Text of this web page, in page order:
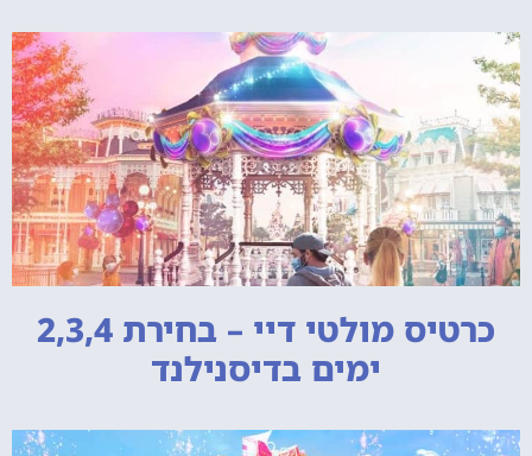
כרטיס מולטי דיי – בחירת 2,3,4
ימים בדיסנילנד